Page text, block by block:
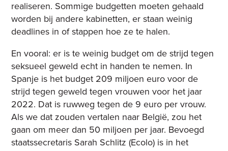
realiseren. Sommige budgetten moeten gehaald
worden bij andere kabinetten, er staan weinig
deadlines in of stappen hoe ze te halen.
En vooral: er is te weinig budget om de strijd tegen
seksueel geweld echt in handen te nemen. In
Spanje is het budget 209 miljoen euro voor de
strijd tegen geweld tegen vrouwen voor het jaar
2022. Dat is ruwweg tegen de 9 euro per vrouw.
Als we dat zouden vertalen naar België, zou het
gaan om meer dan 50 miljoen per jaar. Bevoegd
staatssecretaris Sarah Schlitz (Ecolo) is in het